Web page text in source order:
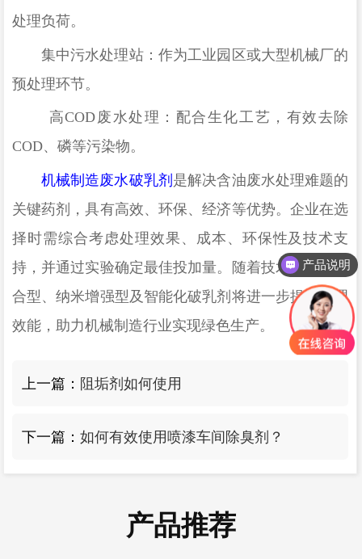
处理负荷。
集中污水处理站：作为工业园区或大型机械厂的
预处理环节。
高COD废水处理：配合生化工艺，有效去除
COD、磷等污染物。
机械制造废水破乳剂 是解决含油废水处理难题的
关键药剂，具有高效、环保、经济等优势。企业在选
择时需综合考虑处理效果、成本、环保性及技术支
持，并通过实验确定最佳投加量。随着技术进步，复
合型、纳米增强型及智能化破乳剂将进一步提升处理
效能，助力机械制造行业实现绿色生产。
上一篇： 阻垢剂如何使用
下一篇：如何有效使用喷漆车间除臭剂？
产品推荐
产品说明